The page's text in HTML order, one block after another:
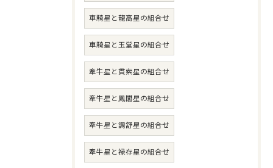
車騎星と龍高星の組合せ
車騎星と玉堂星の組合せ
牽牛星と貫索星の組合せ
牽牛星と鳳閣星の組合せ
牽牛星と調舒星の組合せ
牽牛星と禄存星の組合せ